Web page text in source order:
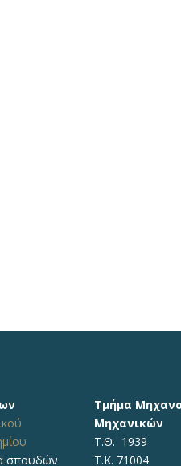
σπουδών
Τμήμα
Μηχανικών
Τ.Θ. 1939
Τ.Κ. 71004